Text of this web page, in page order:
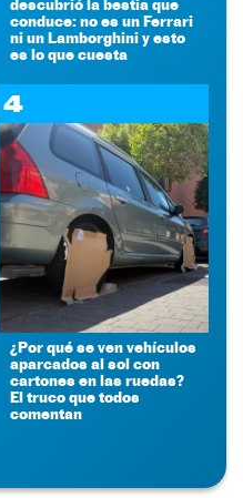
descubrió la bestia que
conduce: no es un Ferrari
ni un Lamborghini y esto
es lo que cuesta
4
¿Por qué se ven vehículos
aparcados al sol con
cartones en las ruedas?
El truco que todos
comentan